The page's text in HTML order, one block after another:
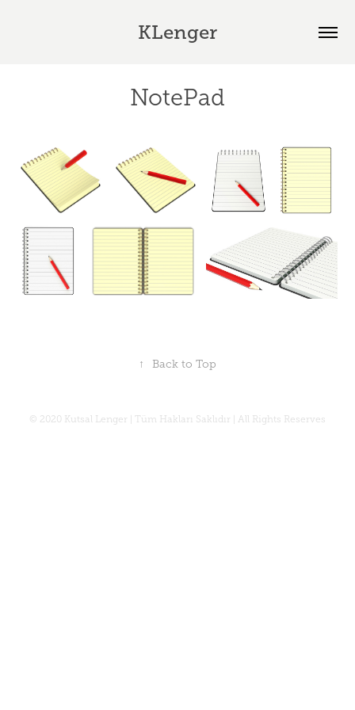
KLenger
NotePad
↑ Back to Top
© 2020 Kutsal Lenger | Tüm Hakları Saklıdır | All Rights Reserves